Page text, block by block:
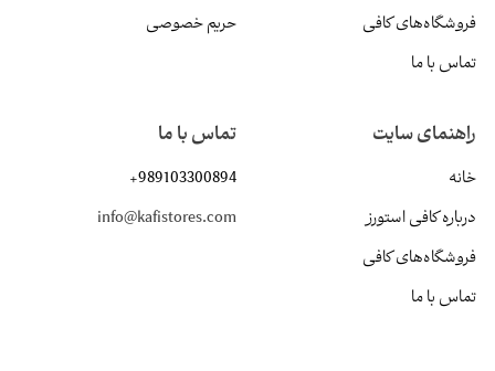
فروشگاه‌های کافی
تماس با ما
حریم خصوصی
راهنمای سایت
خانه
درباره کافی استورز
فروشگاه‌های کافی
تماس با ما
تماس با ما
+989103300894
info@kafistores.com